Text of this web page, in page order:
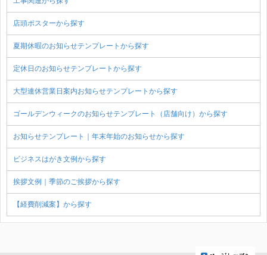
店頭ポスターから探す
夏期休暇のお知らせテンプレートから探す
定休日のお知らせテンプレートから探す
大型連休営業日案内お知らせテンプレートから探す
ゴールデンウィークのお知らせテンプレート（店舗向け）から探す
お知らせテンプレート｜年末年始のお知らせから探す
ビジネスはがき文例から探す
挨拶文例｜季節のご挨拶から探す
【経費削減案】から探す